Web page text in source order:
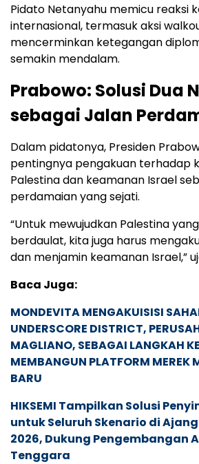
Pidato Netanyahu memicu reaksi
internasional, termasuk aksi
mencerminkan ketegangan
semakin mendalam.
Prabowo: Solusi Dua
sebagai Jalan
Dalam pidatonya, Presiden
pentingnya pengakuan terhadap
Palestina dan keamanan Israel
perdamaian yang sejati.
“Untuk mewujudkan Palestina
berdaulat, kita juga harus
dan menjamin keamanan Israel,”
Baca Juga:
MONDEVITA MENGAKUISISI
UNDERSCORE DISTRICT,
MAGLIANO, SEBAGAI LANGKAH
MEMBANGUN PLATFORM MEREK
BARU
HIKSEMI Tampilkan Solusi
untuk Seluruh Skenario di
2026, Dukung Pengembangan
Tenggara